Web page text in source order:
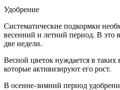
Удобрение
Систематические подкормки
весенний и летний период. В это
две недели.
Весной цветок нуждается в таких
которые активизируют его рост.
В осенне-зимний период